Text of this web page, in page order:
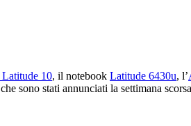
10, il notebook Latitude 6430u, l’
che sono stati annunciati la settimana